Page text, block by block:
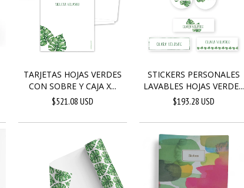
TARJETAS HOJAS VERDES
CON SOBRE Y CAJA X...
$521.08 USD
STICKERS PERSONALES
LAVABLES HOJAS VERDE...
$193.28 USD